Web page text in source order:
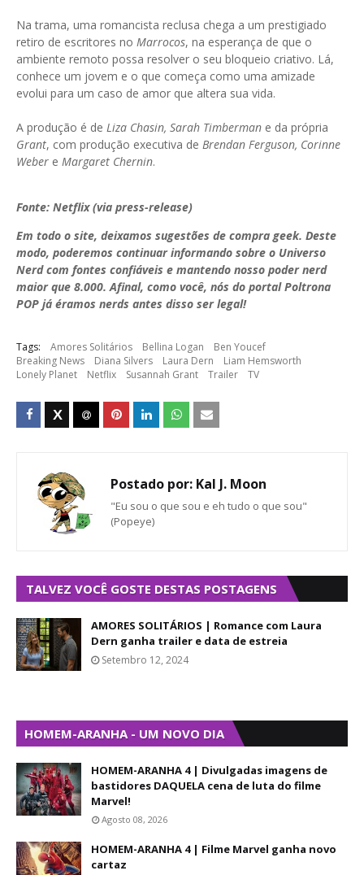
Na trama, uma romancista reclusa chega a um prestigiado
retiro de escritores no Marrocos, na esperança de que o
ambiente remoto possa resolver o seu bloqueio criativo. Lá,
conhece um jovem e o que começa como uma amizade
evolui para um caso de amor que altera sua vida.
A produção é de Liza Chasin, Sarah Timberman e da própria
Grant, com produção executiva de Brendan Ferguson, Corinne
Weber e Margaret Chernin.
Fonte: Netflix (via press-release)
Em todo o site, deixamos sugestões de compra geek. Deste
modo, poderemos continuar informando sobre o Universo
Nerd com fontes confiáveis e mantendo nosso poder nerd
maior que 8.000. Afinal, como você, nós do portal Poltrona
POP já éramos nerds antes disso ser legal!
Tags: Amores Solitários Bellina Logan
Ben Youcef
Breaking News
Diana Silvers Laura Dern
Liam Hemsworth
Lonely Planet
Netflix Susannah Grant Trailer TV
Postado por: Kal J. Moon
"Eu sou o que sou e eh tudo o que sou"
(Popeye)
TALVEZ VOCÊ GOSTE DESTAS POSTAGENS
AMORES SOLITÁRIOS | Romance com Laura
Dern ganha trailer e data de estreia
Setembro 12, 2024
HOMEM-ARANHA - UM NOVO DIA
HOMEM-ARANHA 4 | Divulgadas imagens de
bastidores DAQUELA cena de luta do filme
Marvel!
Agosto 08, 2026
HOMEM-ARANHA 4 | Filme Marvel ganha novo
cartaz